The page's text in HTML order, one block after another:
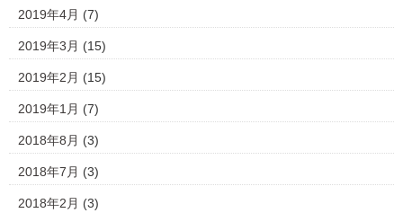
2019年4月 (7)
2019年3月 (15)
2019年2月 (15)
2019年1月 (7)
2018年8月 (3)
2018年7月 (3)
2018年2月 (3)